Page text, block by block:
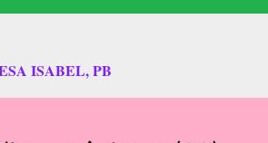
ISABEL, PB